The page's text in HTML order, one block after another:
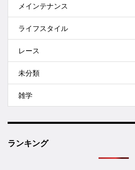
メインテナンス
ライフスタイル
レース
未分類
雑学
ランキング